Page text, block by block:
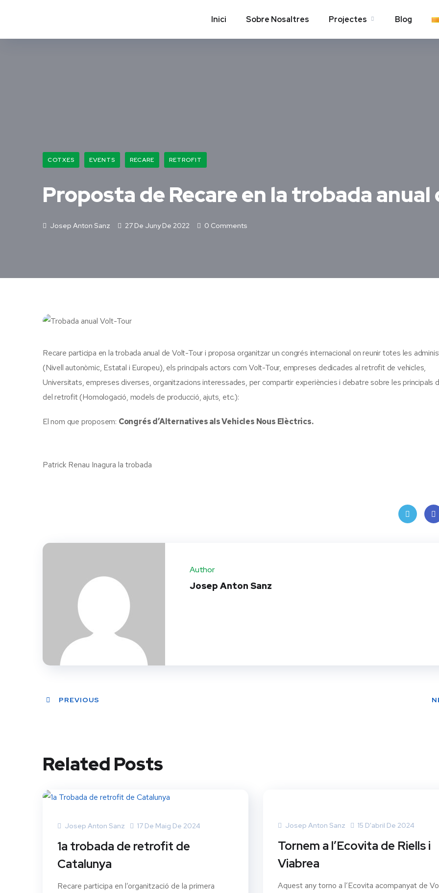
Inici Sobre Nosaltres Projectes Blog
COTXES EVENTS RECARE RETROFIT
Proposta de Recare en la trobada
Josep Anton Sanz 27 De Juny De 2022 0 Comments
Recare participa en la trobada anual de Volt-Tour i proposa organitzar un congrés internacional on reunir totes les
(Nivell autonòmic, Estatal i Europeu), els principals actors com Volt-Tour, empreses dedicades al retrofit de vehicles,
Universitats, empreses diverses, organitzacions interessades, per compartir experiències i debatre sobre les principals
del retrofit (Homologació, models de producció, ajuts, etc.):
El nom que proposem: Congrés d’Alternatives als Vehicles Nous Elèctrics.
Patrick Renau Inagura la trobada
Author
Josep Anton Sanz
PREVIOUS
Related Posts
Josep Anton Sanz 17 De Maig De 2024
1a trobada de retrofit de
Catalunya
Recare participa en l’organització de la primera
Josep Anton Sanz 15 D'abril De 2024
Tornem a l’Ecovita de Riells i
Viabrea
Aquest any torno a l’Ecovita acompanyat de